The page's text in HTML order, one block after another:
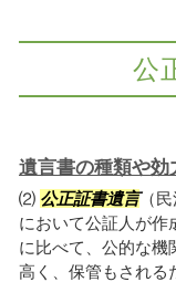
公
遺言書の種類や効
⑵ 公正証書遺言（民
において公証人が作
に比べて、公的な機
高く、保管もされる